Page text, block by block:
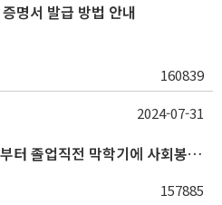
명서 발급 방법 안내
160839
☆ [사회봉사] '23년 신입생부터 졸업직전 막학기에 사회봉사1,2,3 수강 불가
157885
2024-07-31